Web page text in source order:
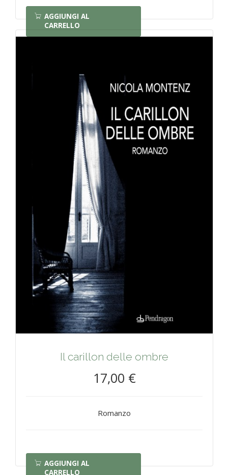
AGGIUNGI AL
CARRELLO
Il carillon delle ombre
17,00 €
Romanzo
AGGIUNGI AL
CARRELLO